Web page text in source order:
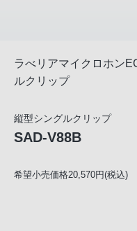
ラべリアマイクロホン
ルクリップ
縦型シングルクリップ
SAD-V88B
希望小売価格20,570円(税込)